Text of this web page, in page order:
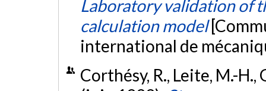
Laboratory validation of
calculation model
international de
Corthésy, R., Leite, M.-H.,